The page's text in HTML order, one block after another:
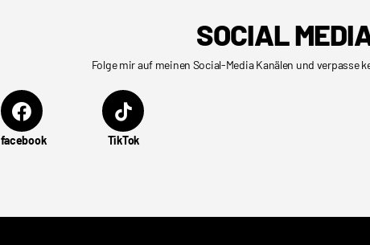
SOCIAL
Folge mir auf meinen Social-Media Kanälen und verpasse
facebook TikTok